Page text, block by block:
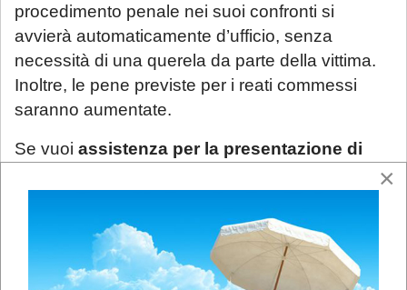
procedimento penale nei suoi confronti si
avvierà automaticamente d’ufficio, senza
necessità di una querela da parte della vittima.
Inoltre, le pene previste per i reati commessi
saranno aumentate.
Se vuoi assistenza per la presentazione di
studiolegale.cm@hotmail.com.
×